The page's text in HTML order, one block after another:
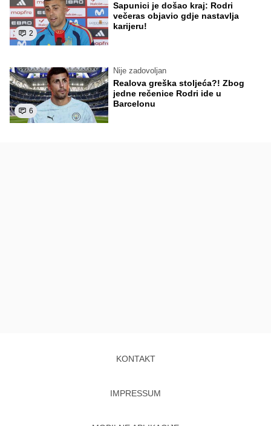
2
Sapunici je došao kraj: Rodri
večeras objavio gdje nastavlja
karijeru!
6
Nije zadovoljan
Realova greška stoljeća?! Zbog
jedne rečenice Rodri ide u
Barcelonu
KONTAKT
IMPRESSUM